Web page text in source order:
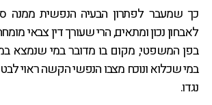
כך שמעבר לפתרון הבעיה הנפשית ממנה
לאבחון נכון ומתאים, הרי שעורך דין צבאי
בפן המשפטי, מקום בו מדובר במי שנמצא
במי שכלוא ונוכח מצבו הנפשי הקשה ראוי
נגדו.